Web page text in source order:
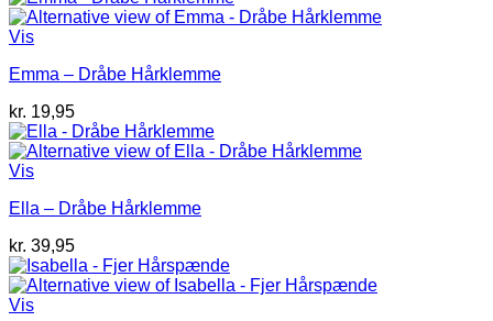
Vis
Emma – Dråbe Hårklemme
kr. 19,95
Vis
Ella – Dråbe Hårklemme
kr. 39,95
Vis